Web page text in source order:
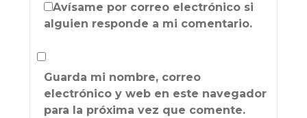
Avísame por correo electrónico si
alguien responde a mi comentario.
Guarda mi nombre, correo
electrónico y web en este navegador
para la próxima vez que comente.